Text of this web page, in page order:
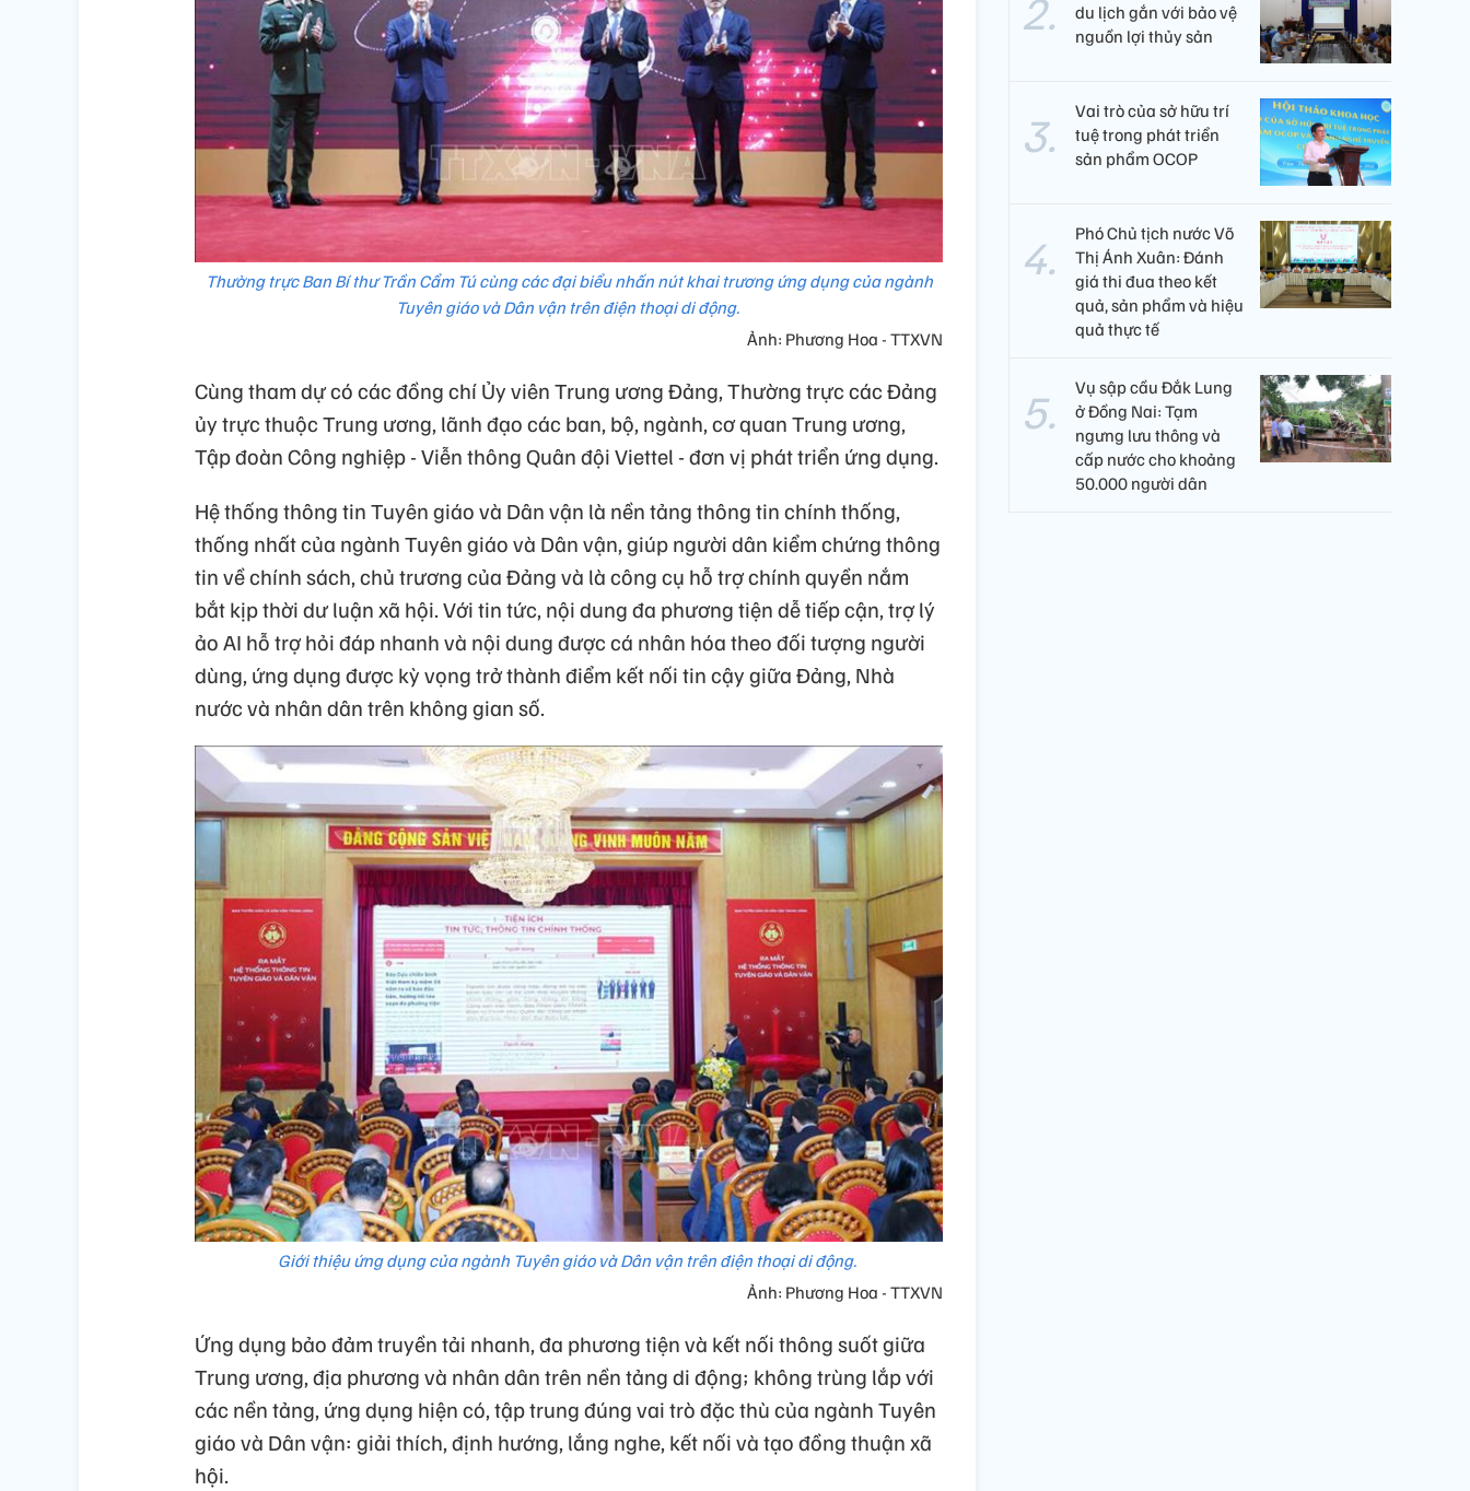
Thường trực Ban Bí thư Trần Cẩm Tú cùng các đại biểu nhấn nút khai trương ứng dụng của ngành
Tuyên giáo và Dân vận trên điện thoại di động.
Ảnh: Phương Hoa - TTXVN
Cùng tham dự có các đồng chí Ủy viên Trung ương Đảng, Thường trực các Đảng
ủy trực thuộc Trung ương, lãnh đạo các ban, bộ, ngành, cơ quan Trung ương,
Tập đoàn Công nghiệp - Viễn thông Quân đội Viettel - đơn vị phát triển ứng dụng.
Hệ thống thông tin Tuyên giáo và Dân vận là nền tảng thông tin chính thống,
thống nhất của ngành Tuyên giáo và Dân vận, giúp người dân kiểm chứng thông
tin về chính sách, chủ trương của Đảng và là công cụ hỗ trợ chính quyền nắm
bắt kịp thời dư luận xã hội. Với tin tức, nội dung đa phương tiện dễ tiếp cận, trợ lý
ảo AI hỗ trợ hỏi đáp nhanh và nội dung được cá nhân hóa theo đối tượng người
dùng, ứng dụng được kỳ vọng trở thành điểm kết nối tin cậy giữa Đảng, Nhà
nước và nhân dân trên không gian số.
Giới thiệu ứng dụng của ngành Tuyên giáo và Dân vận trên điện thoại di động.
Ảnh: Phương Hoa - TTXVN
Ứng dụng bảo đảm truyền tải nhanh, đa phương tiện và kết nối thông suốt giữa
Trung ương, địa phương và nhân dân trên nền tảng di động; không trùng lắp với
các nền tảng, ứng dụng hiện có, tập trung đúng vai trò đặc thù của ngành Tuyên
giáo và Dân vận: giải thích, định hướng, lắng nghe, kết nối và tạo đồng thuận xã
hội.
du lịch gắn với bảo vệ
nguồn lợi thủy sản
Vai trò của sở hữu trí
tuệ trong phát triển
sản phẩm OCOP
Phó Chủ tịch nước Võ
Thị Ánh Xuân: Đánh
giá thi đua theo kết
quả, sản phẩm và hiệu
quả thực tế
Vụ sập cầu Đắk Lung
ở Đồng Nai: Tạm
ngưng lưu thông và
cấp nước cho khoảng
50.000 người dân